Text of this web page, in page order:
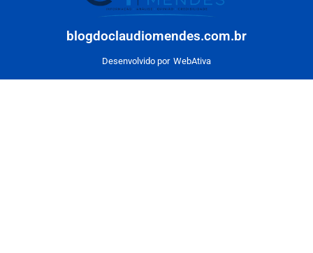
blogdoclaudiomendes.com.br
Desenvolvido por WebAtiva